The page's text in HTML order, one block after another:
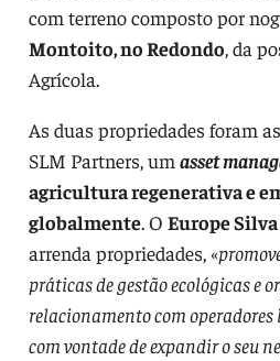
com terreno composto por
Montoito, no Redondo, da
Agrícola.
As duas propriedades foram
SLM Partners, um asset
agricultura regenerativa e
globalmente. O Europe
arrenda propriedades, «
práticas de gestão ecológicas e
relacionamento com operadores
com vontade de expandir o seu